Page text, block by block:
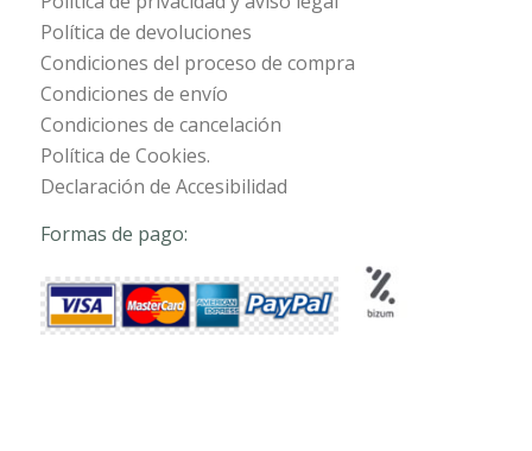
Política de devoluciones
Condiciones del proceso de compra
Condiciones de envío
Condiciones de cancelación
Política de Cookies.
Declaración de Accesibilidad
Formas de pago: